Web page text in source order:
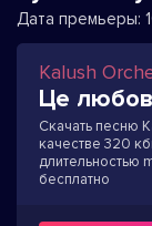
Дата премьеры:
Kalush
Це любов
Скачать песню
качестве 320
длительностью
бесплатно